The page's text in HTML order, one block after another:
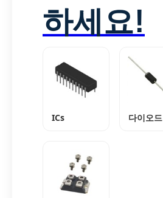
하세요!
ICs 다이오드